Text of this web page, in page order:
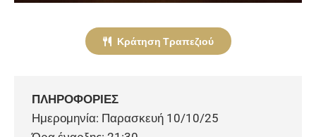
Κράτηση Τραπεζιού
ΠΛΗΡΟΦΟΡΙΕΣ
Ημερομηνία: Παρασκευή 10/10/25